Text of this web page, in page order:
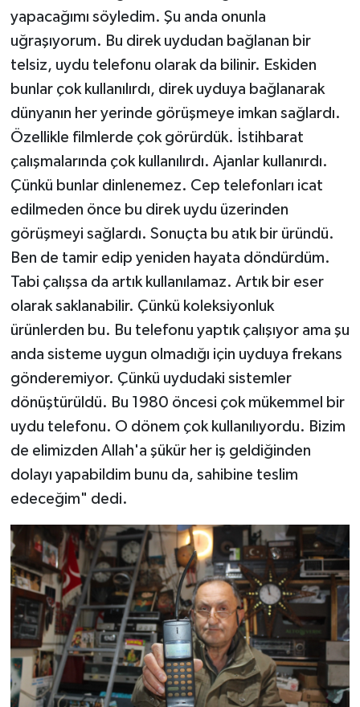
yapacağımı söyledim. Şu anda onunla
uğraşıyorum. Bu direk uydudan bağlanan bir
telsiz, uydu telefonu olarak da bilinir. Eskiden
bunlar çok kullanılırdı, direk uyduya bağlanarak
dünyanın her yerinde görüşmeye imkan sağlardı.
Özellikle filmlerde çok görürdük. İstihbarat
çalışmalarında çok kullanılırdı. Ajanlar kullanırdı.
Çünkü bunlar dinlenemez. Cep telefonları icat
edilmeden önce bu direk uydu üzerinden
görüşmeyi sağlardı. Sonuçta bu atık bir üründü.
Ben de tamir edip yeniden hayata döndürdüm.
Tabi çalışsa da artık kullanılamaz. Artık bir eser
olarak saklanabilir. Çünkü koleksiyonluk
ürünlerden bu. Bu telefonu yaptık çalışıyor ama şu
anda sisteme uygun olmadığı için uyduya frekans
gönderemiyor. Çünkü uydudaki sistemler
dönüştürüldü. Bu 1980 öncesi çok mükemmel bir
uydu telefonu. O dönem çok kullanılıyordu. Bizim
de elimizden Allah'a şükür her iş geldiğinden
dolayı yapabildim bunu da, sahibine teslim
edeceğim" dedi.